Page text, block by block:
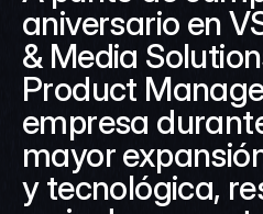
aniversario en
& Media
Product
empresa
mayor
y tecnológica,